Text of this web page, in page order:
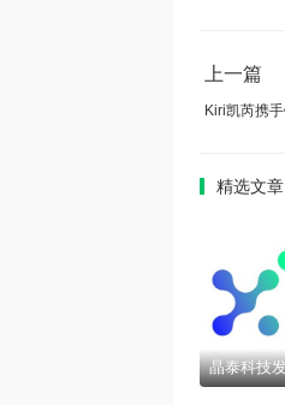
上一篇
精选文章